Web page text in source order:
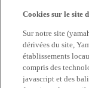
Cookies sur le site
Sur notre site
dérivées du site,
établissements
compris des
javascript et des